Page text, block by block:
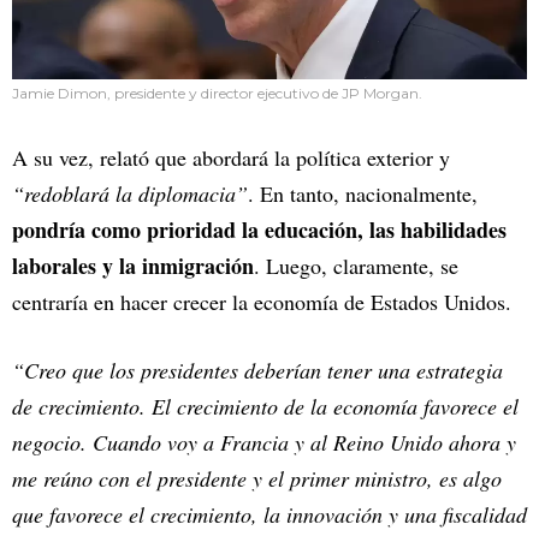
Jamie Dimon, presidente y director ejecutivo de JP Morgan.
A su vez, relató que abordará la política exterior y
“redoblará la diplomacia”. En tanto, nacionalmente,
pondría como prioridad la educación, las habilidades
laborales y la inmigración. Luego, claramente, se
centraría en hacer crecer la economía de Estados Unidos.
“Creo que los presidentes deberían tener una estrategia
de crecimiento. El crecimiento de la economía favorece el
negocio. Cuando voy a Francia y al Reino Unido ahora y
me reúno con el presidente y el primer ministro, es algo
que favorece el crecimiento, la innovación y una fiscalidad